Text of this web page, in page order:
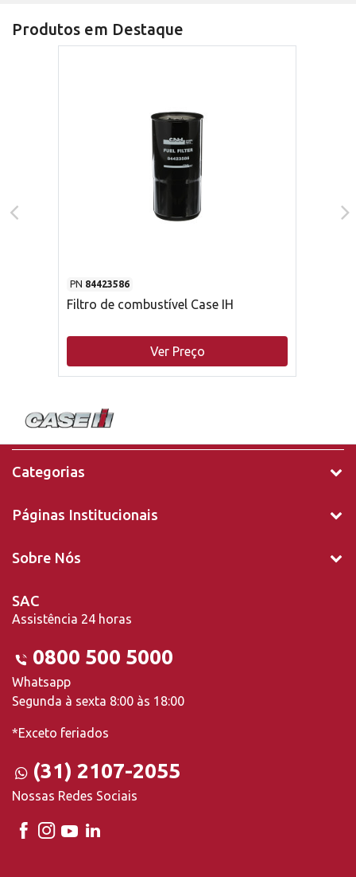
Produtos em Destaque
PN 84423586
Filtro de combustível Case IH
Ver Preço
Categorias
Páginas Institucionais
Sobre Nós
SAC
Assistência 24 horas
0800 500 5000
Whatsapp
Segunda à sexta 8:00 às 18:00
*Exceto feriados
(31) 2107-2055
Nossas Redes Sociais